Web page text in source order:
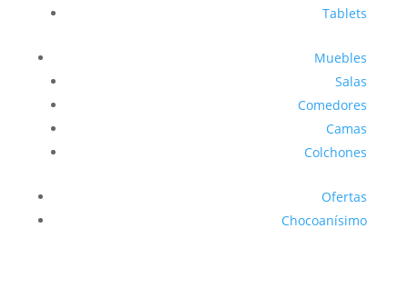
Tablets
Muebles
Salas
Comedores
Camas
Colchones
Ofertas
Chocoanísimo